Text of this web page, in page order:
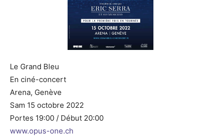
Le Grand Bleu
En ciné-concert
Arena, Genève
Sam 15 octobre 2022
Portes 19:00 / Début 20:00
www.opus-one.ch